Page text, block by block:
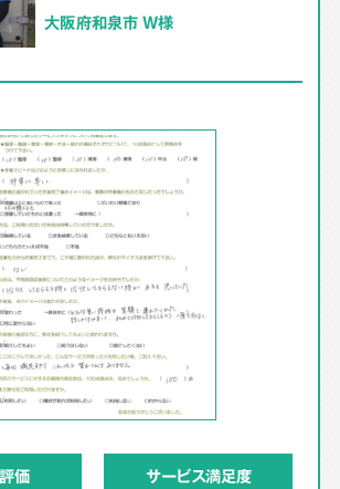
大阪府和泉市 W様
価 サービス満足度